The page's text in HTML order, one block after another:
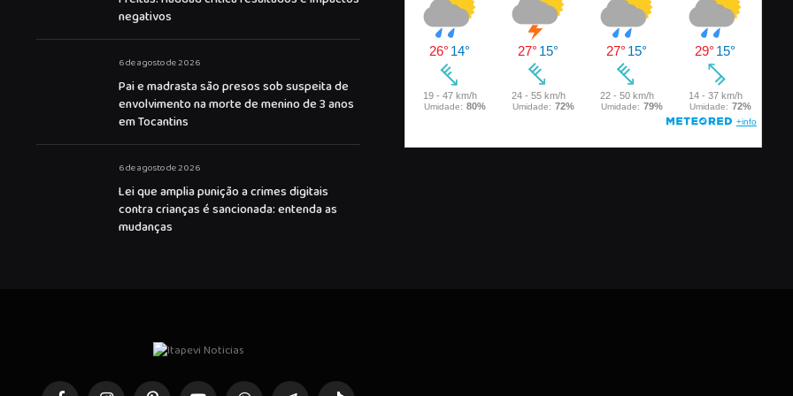
negativos
6 de agosto de 2026
Pai e madrasta são presos sob suspeita de
envolvimento na morte de menino de 3 anos
em Tocantins
6 de agosto de 2026
Lei que amplia punição a crimes digitais
contra crianças é sancionada: entenda as
mudanças